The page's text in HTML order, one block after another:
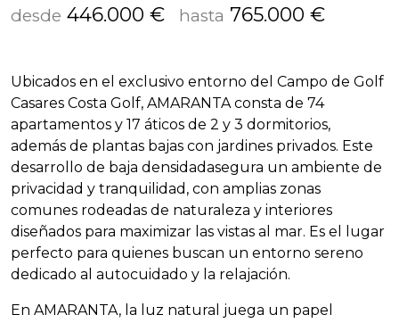
desde 446.000 € hasta 765.000 €
Ubicados en el exclusivo entorno del Campo de Golf
Casares Costa Golf, AMARANTA consta de 74
apartamentos y 17 áticos de 2 y 3 dormitorios,
además de plantas bajas con jardines privados. Este
desarrollo de baja densidadasegura un ambiente de
privacidad y tranquilidad, con amplias zonas
comunes rodeadas de naturaleza y interiores
diseñados para maximizar las vistas al mar. Es el lugar
perfecto para quienes buscan un entorno sereno
dedicado al autocuidado y la relajación.
En AMARANTA, la luz natural juega un papel